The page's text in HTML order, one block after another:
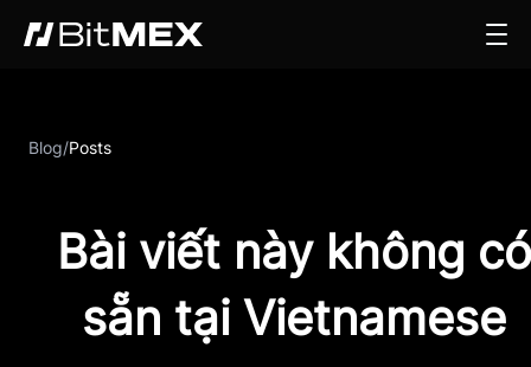
Blog/Posts
Bài viết này không có
sẵn tại Vietnamese